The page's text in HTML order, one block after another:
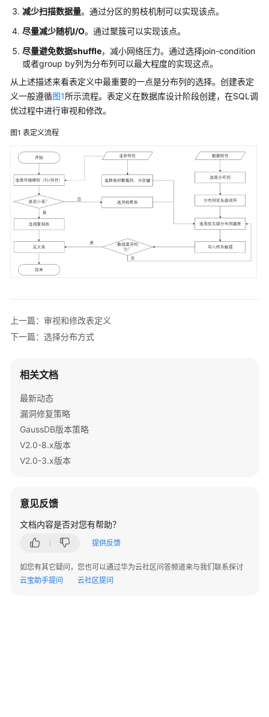
费
说
明
速
入
门
指
南
开
指
南
指
南
式
8.x）
南
式
8.x）
发
指
减少扫描数据量。通过分区的剪枝机制可以实现该点。
尽量减少随机I/O。通过聚簇可以实现该点。
尽量避免数据shuffle，减小网络压力。通过选择join-condition
或者group by列为分布列可以最大程度的实现这点。
从上述描述来看表定义中最重要的一点是分布列的选择。创建表定
义一般遵循图1所示流程。表定义在数据库设计阶段创建，在SQL调
优过程中进行审视和修改。
图1 表定义流程
上一篇：审视和修改表定义
下一篇：选择分布方式
相关文档
最新动态
漏洞修复策略
GaussDB版本策略
V2.0-8.x版本
V2.0-3.x版本
意见反馈
文档内容是否对您有帮助？
提供反馈
如您有其它疑问，您也可以通过华为云社区问答频道来与我们联系探讨
云宝助手提问
云社区提问